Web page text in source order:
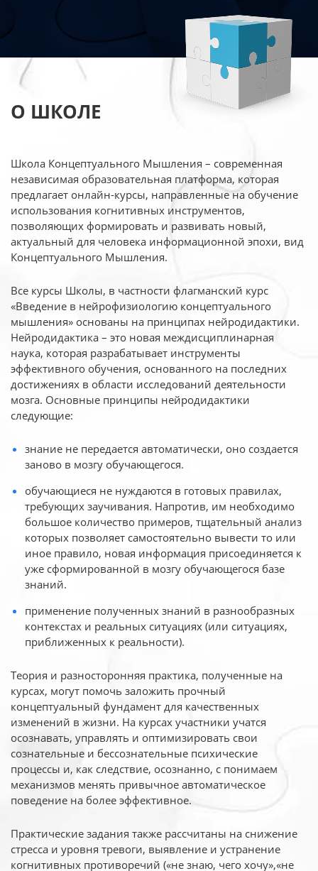
О ШКОЛЕ
Школа Концептуального Мышления – современная
независимая образовательная платформа, которая
предлагает онлайн-курсы, направленные на обучение
использования когнитивных инструментов,
позволяющих формировать и развивать новый,
актуальный для человека информационной эпохи, вид
Концептуального Мышления.
Все курсы Школы, в частности флагманский курс
«Введение в нейрофизиологию концептуального
мышления» основаны на принципах нейродидактики.
Нейродидактика – это новая междисциплинарная
наука, которая разрабатывает инструменты
эффективного обучения, основанного на последних
достижениях в области исследований деятельности
мозга. Основные принципы нейродидактики
следующие:
знание не передается автоматически, оно создается
заново в мозгу обучающегося.
обучающиеся не нуждаются в готовых правилах,
требующих заучивания. Напротив, им необходимо
большое количество примеров, тщательный анализ
которых позволяет самостоятельно вывести то или
иное правило, новая информация присоединяется к
уже сформированной в мозгу обучающегося базе
знаний.
применение полученных знаний в разнообразных
контекстах и реальных ситуациях (или ситуациях,
приближенных к реальности).
Теория и разносторонняя практика, полученные на
курсах, могут помочь заложить прочный
концептуальный фундамент для качественных
изменений в жизни. На курсах участники учатся
осознавать, управлять и оптимизировать свои
сознательные и бессознательные психические
процессы и, как следствие, осознанно, с понимаем
механизмов менять привычное автоматическое
поведение на более эффективное.
Практические задания также рассчитаны на снижение
стресса и уровня тревоги, выявление и устранение
когнитивных противоречий («не знаю, чего хочу»,«не